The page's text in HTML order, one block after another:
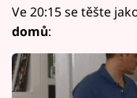
Ve 20:15 se těšte
domů: